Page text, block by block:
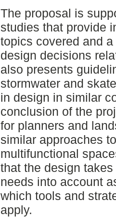
The proposal is
studies that provide
topics covered and
design decisions
also presents
stormwater and
in design in similar
conclusion of the
for planners and
similar approaches
multifunctional
that the design
needs into account
which tools and
apply.